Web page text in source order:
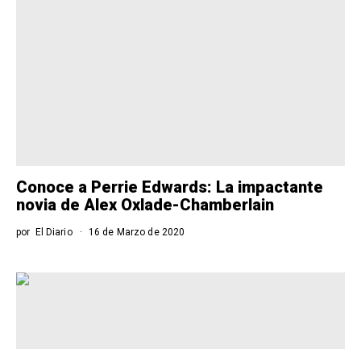
Conoce a Perrie Edwards: La impactante
novia de Alex Oxlade-Chamberlain
por El Diario 16 de Marzo de 2020